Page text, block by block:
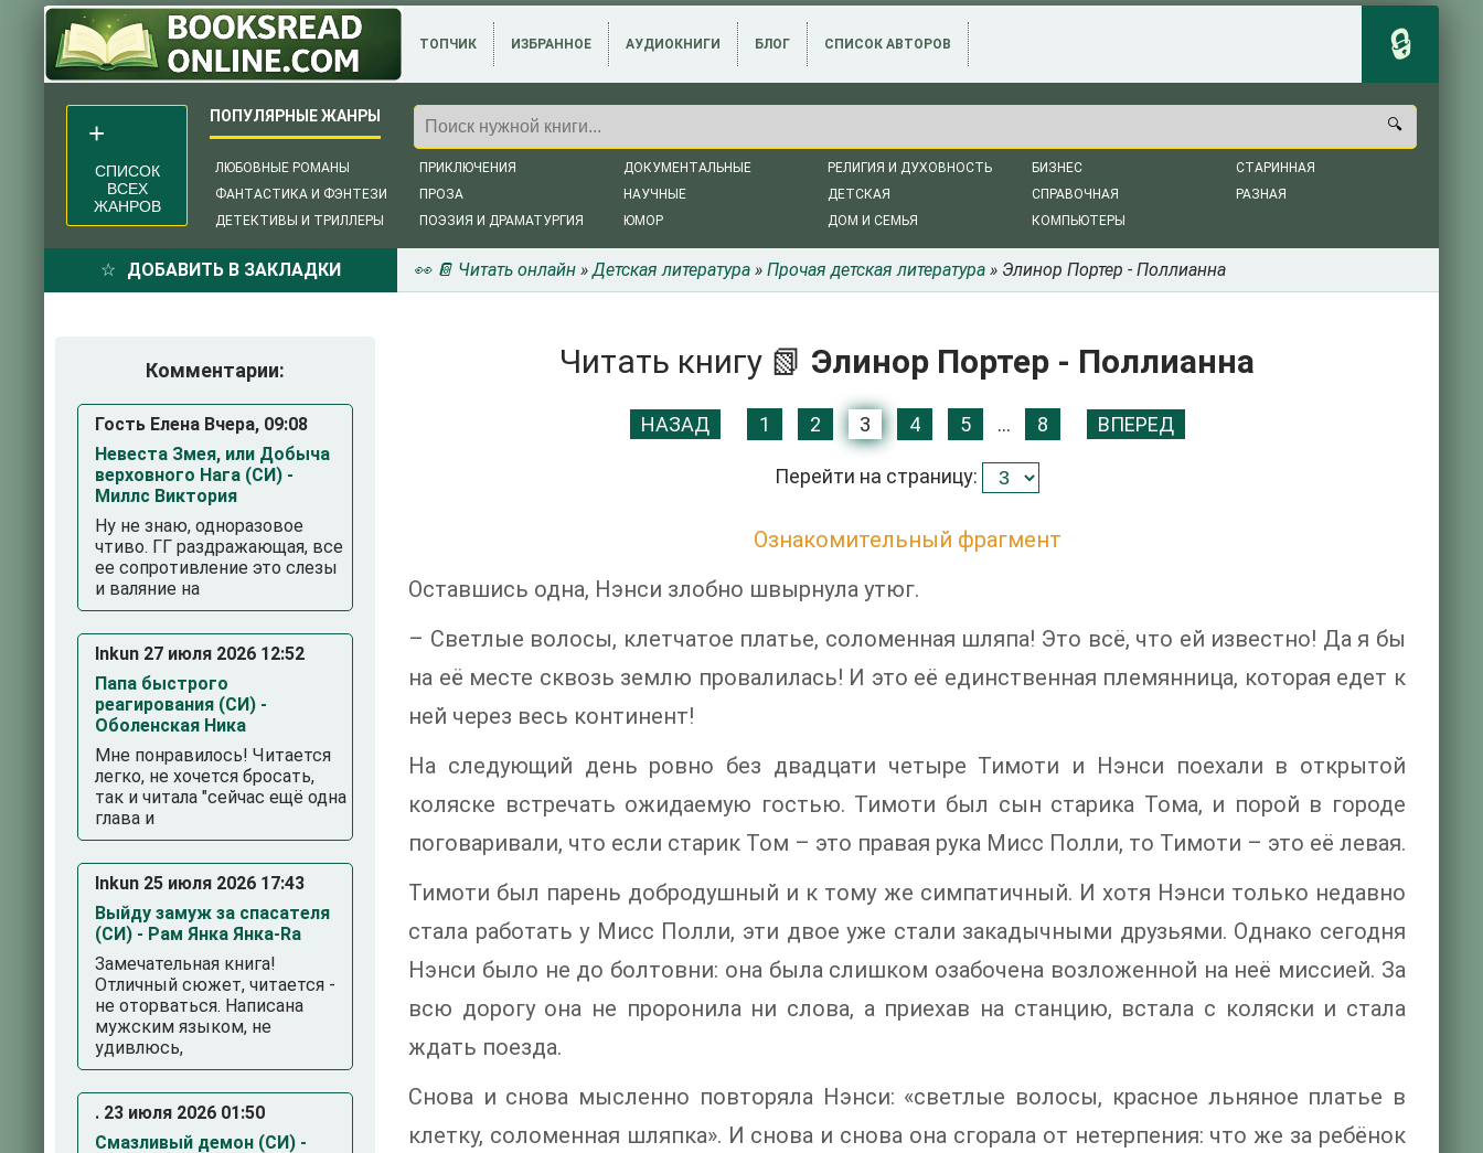
ТОПЧИК ИЗБРАННОЕ АУДИОКНИГИ БЛОГ СПИСОК АВТОРОВ
ЛЮБОВНЫЕ РОМАНЫ
ФАНТАСТИКА И ФЭНТЕЗИ
ДЕТЕКТИВЫ И ТРИЛЛЕРЫ
ПРИКЛЮЧЕНИЯ
ПРОЗА
ПОЭЗИЯ И ДРАМАТУРГИЯ
ДОКУМЕНТАЛЬНЫЕ
НАУЧНЫЕ
ЮМОР
РЕЛИГИЯ И ДУХОВНОСТЬ
ДЕТСКАЯ
ДОМ И СЕМЬЯ
БИЗНЕС
СПРАВОЧНАЯ
КОМПЬЮТЕРЫ
СТАРИННАЯ
РАЗНАЯ
СПИСОК
ВСЕХ
ЖАНРОВ
ДОБАВИТЬ В ЗАКЛАДКИ 👀 📔 Читать онлайн »Детская литература » Прочая детская литература » Элинор Портер - Поллианна
Читать книгу 📗 Элинор Портер - Поллианна
НАЗАД 1 2 3 4 5 ... 8 ВПЕРЕД
Перейти на страницу:
Ознакомительный фрагмент
Оставшись одна, Нэнси злобно швырнула утюг.
– Светлые волосы, клетчатое платье, соломенная шляпа! Это всё, что ей известно! Да я бы
на её месте сквозь землю провалилась! И это её единственная племянница, которая едет к
ней через весь континент!
На следующий день ровно без двадцати четыре Тимоти и Нэнси поехали в открытой
коляске встречать ожидаемую гостью. Тимоти был сын старика Тома, и порой в городе
поговаривали, что если старик Том – это правая рука Мисс Полли, то Тимоти – это её левая.
Тимоти был парень добродушный и к тому же симпатичный. И хотя Нэнси только недавно
стала работать у Мисс Полли, эти двое уже стали закадычными друзьями. Однако сегодня
Нэнси было не до болтовни: она была слишком озабочена возложенной на неё миссией. За
всю дорогу она не проронила ни слова, а приехав на станцию, встала с коляски и стала
ждать поезда.
Снова и снова мысленно повторяла Нэнси: «светлые волосы, красное льняное платье в
клетку, соломенная шляпка». И снова и снова она сгорала от нетерпения: что же за ребёнок
Комментарии:
Гость Елена Вчера, 09:08
Невеста Змея, или Добыча
верховного Нага (СИ) -
Миллс Виктория
Ну не знаю, одноразовое
чтиво. ГГ раздражающая, все
ее сопротивление это слезы
и валяние на
Inkun 27 июля 2026 12:52
Папа быстрого
реагирования (СИ) -
Оболенская Ника
Мне понравилось! Читается
легко, не хочется бросать,
так и читала "сейчас ещё одна
глава и
Inkun 25 июля 2026 17:43
Выйду замуж за спасателя
(СИ) - Рам Янка Янка-Ra
Замечательная книга!
Отличный сюжет, читается -
не оторваться. Написана
мужским языком, не
удивлюсь,
. 23 июля 2026 01:50
Смазливый демон (СИ) -